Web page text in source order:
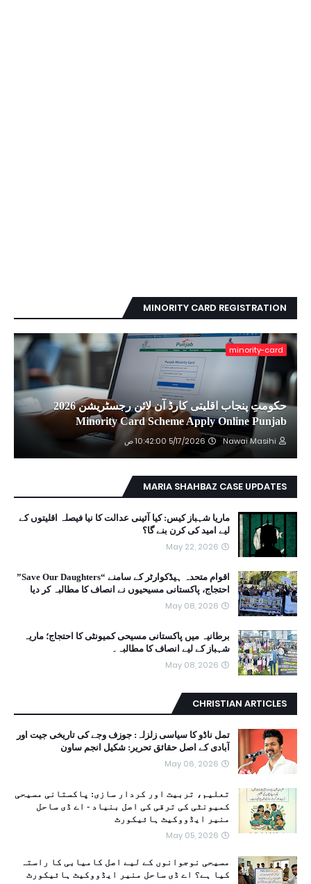
MINORITY CARD REGISTRATION
minority-card
حکومتِ پنجاب اقلیتی کارڈ آن لائن رجسٹریشن 2026
Minority Card Scheme Apply Online Punjab
Nawai Masihi 5/17/2026 10:42:00 ص
MARIA SHAHBAZ CASE UPDATES
ماریا شہباز کیس: کیا آئینی عدالت کا نیا فیصلہ اقلیتوں کے
لیے امید کی کرن بنے گا؟
May 22, 2026
اقوام متحدہ ہیڈکوارٹر کے سامنے “Save Our Daughters”
احتجاج، پاکستانی مسیحیوں نے انصاف کا مطالبہ کر دیا
May 08, 2026
برطانیہ میں پاکستانی مسیحی کمیونٹی کا احتجاج؛ ماریہ
شہباز کے لیے انصاف کا مطالبہ۔
May 08, 2026
CHRISTIAN ARTICLES
تمل ناڈو کا سیاسی زلزلہ: جوزف وجے کی تاریخی جیت اور
آبادی کے اصل حقائق تحریر: شکیل انجم ساون
May 06, 2026
تعلیم، تربیت اور کردار سازی: پاکستانی مسیحی
کمیونٹی کی ترقی کی اصل بنیاد - اے ڈی ساحل
منیر ایڈووکیٹ ہائیکورٹ
May 05, 2026
مسیحی نوجوانوں کے لیے اصل کامیابی کا راستہ
کیا ہے؟ اے ڈی ساحل منیر ایڈووکیٹ ہائیکورٹ